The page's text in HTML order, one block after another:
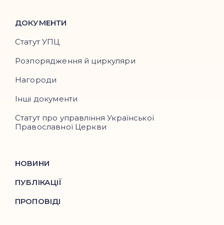
ДОКУМЕНТИ
Статут УПЦ
Розпорядження й циркуляри
Нагороди
Інші документи
Статут про управління Української
Православної Церкви
НОВИНИ
ПУБЛІКАЦІЇ
ПРОПОВІДІ